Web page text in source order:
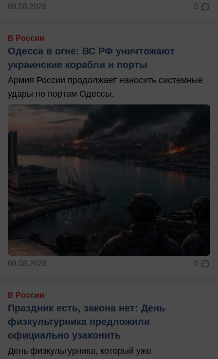
08.08.2026 0
В России
Одесса в огне: ВС РФ уничтожают
украинские корабли и порты
Армия России продолжает наносить системные
удары по портам Одессы.
08.08.2026 0
В России
Праздник есть, закона нет: День
физкультурника предложили
официально узаконить
День физкультурника, который уже